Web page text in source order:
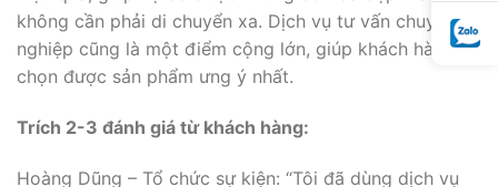
không cần phải di chuyển xa. Dịch vụ tư vấn chuyên
nghiệp cũng là một điểm cộng lớn, giúp khách hàng
chọn được sản phẩm ưng ý nhất.
Trích 2-3 đánh giá từ khách hàng:
Hoàng Dũng – Tổ chức sự kiện: “Tôi đã dùng dịch vụ